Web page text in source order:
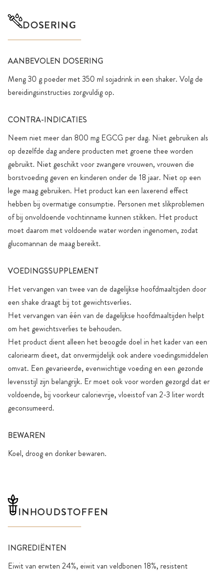
DOSERING
AANBEVOLEN DOSERING
Meng 30 g poeder met 350 ml sojadrink in een shaker. Volg de
bereidingsinstructies zorgvuldig op.
CONTRA-INDICATIES
Neem niet meer dan 800 mg EGCG per dag. Niet gebruiken als
op dezelfde dag andere producten met groene thee worden
gebruikt. Niet geschikt voor zwangere vrouwen, vrouwen die
borstvoeding geven en kinderen onder de 18 jaar. Niet op een
lege maag gebruiken. Het product kan een laxerend effect
hebben bij overmatige consumptie. Personen met slikproblemen
of bij onvoldoende vochtinname kunnen stikken. Het product
moet daarom met voldoende water worden ingenomen, zodat
glucomannan de maag bereikt.
VOEDINGSSUPPLEMENT
Het vervangen van twee van de dagelijkse hoofdmaaltijden door
een shake draagt bij tot gewichtsverlies.
Het vervangen van één van de dagelijkse hoofdmaaltijden helpt
om het gewichtsverlies te behouden.
Het product dient alleen het beoogde doel in het kader van een
caloriearm dieet, dat onvermijdelijk ook andere voedingsmiddelen
omvat. Een gevarieerde, evenwichtige voeding en een gezonde
levensstijl zijn belangrijk. Er moet ook voor worden gezorgd dat er
voldoende, bij voorkeur calorievrije, vloeistof van 2-3 liter wordt
geconsumeerd.
BEWAREN
Koel, droog en donker bewaren.
INHOUDSTOFFEN
INGREDIËNTEN
Eiwit van erwten 24%, eiwit van veldbonen 18%, resistent